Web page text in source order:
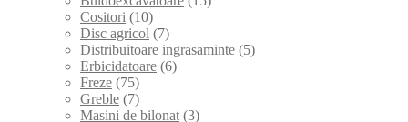
Cositori (10)
Disc agricol (7)
Distribuitoare ingrasaminte (5)
Erbicidatoare (6)
Freze (75)
Greble (7)
Masini de bilonat (3)